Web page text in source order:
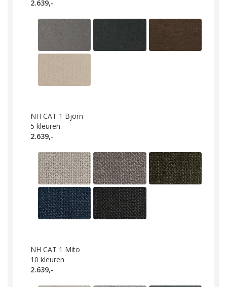
2.639,-
NH CAT 1 Bjorn
5 kleuren
2.639,-
NH CAT 1 Mito
10 kleuren
2.639,-